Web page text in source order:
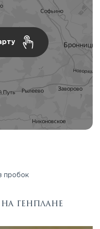
пробок
генплане